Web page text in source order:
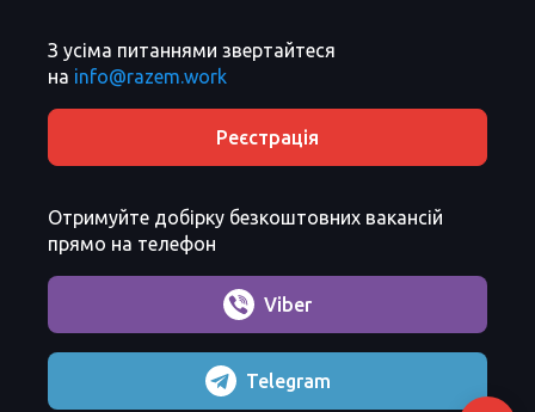
З усіма питаннями звертайтеся
на info@razem.work
Реєстрація
Отримуйте добірку безкоштовних вакансій
прямо на телефон
Viber
Telegram